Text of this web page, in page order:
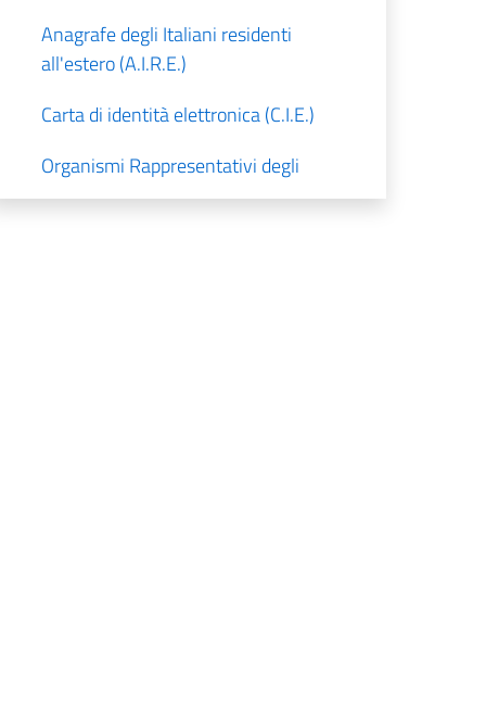
Anagrafe degli Italiani residenti
all'estero (A.I.R.E.)
Carta di identità elettronica (C.I.E.)
Organismi Rappresentativi degli
Italiani all'Estero